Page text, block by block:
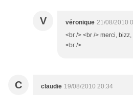
V véronique 21/08/2010
<br /> <br /> merci,
<br />
C claudie 19/08/2010 20:34